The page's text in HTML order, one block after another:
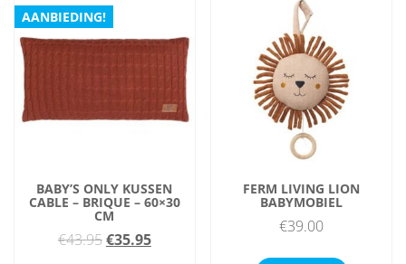
AANBIEDING!
BABY’S ONLY KUSSEN
CABLE – BRIQUE – 60×30
CM
€43.95Oorspronkelijke
€35.95Huidige
FERM LIVING LION
BABYMOBIEL
€39.00